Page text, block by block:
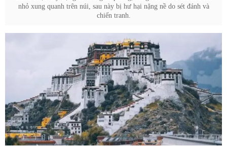
nhỏ xung quanh trên núi, sau này bị hư hại nặng nề do sét đánh và
chiến tranh.